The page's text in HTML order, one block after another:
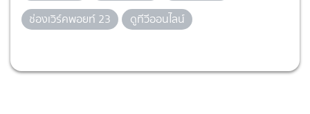
ช่องเวิร์คพอยท์ 23
ดูทีวีออนไลน์